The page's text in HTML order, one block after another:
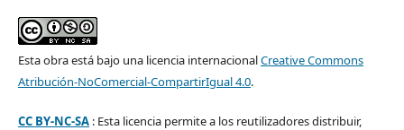
Esta obra está bajo una licencia internacionalCreative Commons
Atribución-NoComercial-CompartirIgual 4.0.
CC BY-NC-SA: Esta licencia permite a los reutilizadores distribuir,